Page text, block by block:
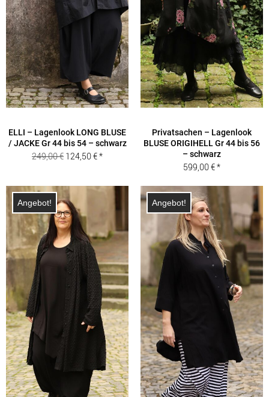
ELLI – Lagenlook LONG BLUSE
/ JACKE Gr 44 bis 54 – schwarz
249,00€ Ursprünglicher
249,00 €
124,50€Aktueller
Privatsachen – Lagenlook
BLUSE ORIGIHELL Gr 44 bis 56
– schwarz
599,00€
Angebot! Angebot!